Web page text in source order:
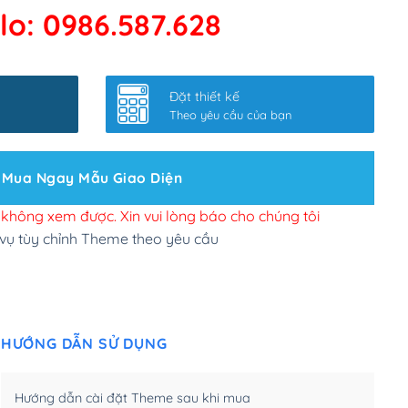
kết google, cập nhật sitemap(+50,000₫)
slider chính (+200,000₫)
site Wordpress(+100,000₫)
đăng web(+300,000₫)
tuỳ chọn (+2,000,000₫)
(+450,000₫)
0986.587.628
Đặt thiết kế
Theo yêu cầu của bạn
Mua Ngay Mẫu Giao Diện
xem được. Xin vui lòng báo cho chúng tôi
tùy chỉnh Theme theo yêu cầu
HƯỚNG DẪN SỬ DỤNG
Hướng dẫn cài đặt Theme sau khi mua